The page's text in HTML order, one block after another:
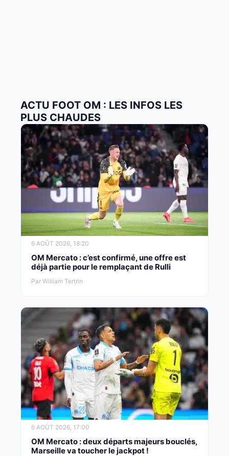
ACTU FOOT OM : LES INFOS LES
PLUS CHAUDES
6 AOÛT 2026, 18:20
OM Mercato : c’est confirmé, une offre est
déjà partie pour le remplaçant de Rulli
Par William Tertrin
6 AOÛT 2026, 17:00
OM Mercato : deux départs majeurs bouclés,
Marseille va toucher le jackpot !